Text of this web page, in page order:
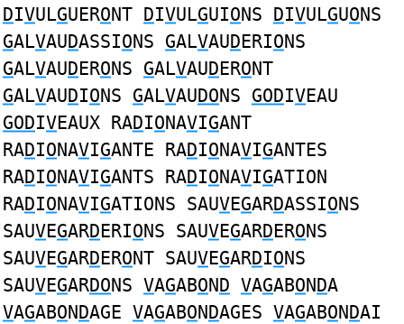
DIVULGUERONT DIVULGUIONS DIVULGUONS
GALVAUDASSIONS GALVAUDERIONS
GALVAUDERONS GALVAUDERONT
GALVAUDIONS GALVAUDONS GODIVEAU
GODIVEAUX RADIONAVIGANT
RADIONAVIGANTE RADIONAVIGANTES
RADIONAVIGANTS RADIONAVIGATION
RADIONAVIGATIONS SAUVEGARDASSIONS
SAUVEGARDERIONS SAUVEGARDERONS
SAUVEGARDERONT SAUVEGARDIONS
SAUVEGARDONS VAGABOND VAGABONDA
VAGABONDAGE VAGABONDAGES VAGABONDAI